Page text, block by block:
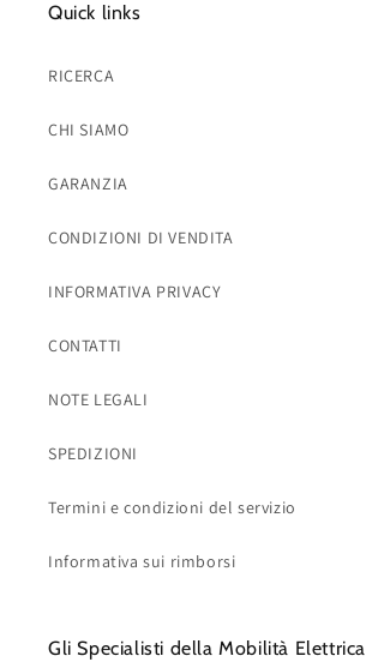
Quick links
RICERCA
CHI SIAMO
GARANZIA
CONDIZIONI DI VENDITA
INFORMATIVA PRIVACY
CONTATTI
NOTE LEGALI
SPEDIZIONI
Termini e condizioni del servizio
Informativa sui rimborsi
Gli Specialisti della Mobilità Elettrica